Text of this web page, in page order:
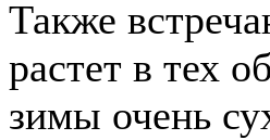
Также
растет в тех
зимы очень